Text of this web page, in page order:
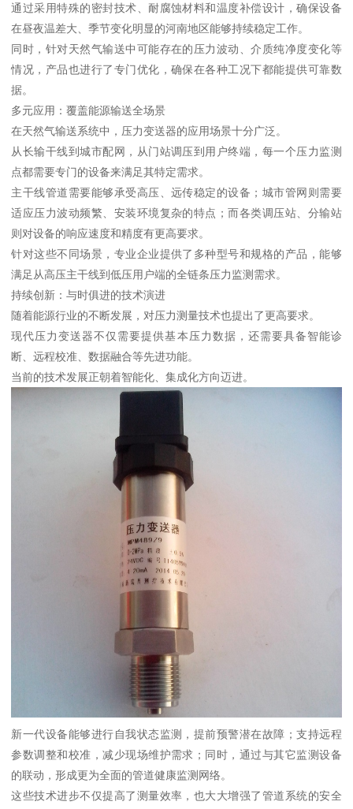
通过采用特殊的密封技术、耐腐蚀材料和温度补偿设计，确保设备
在昼夜温差大、季节变化明显的河南地区能够持续稳定工作。
同时，针对天然气输送中可能存在的压力波动、介质纯净度变化等
情况，产品也进行了专门优化，确保在各种工况下都能提供可靠数
据。
多元应用：覆盖能源输送全场景
在天然气输送系统中，压力变送器的应用场景十分广泛。
从长输干线到城市配网，从门站调压到用户终端，每一个压力监测
点都需要专门的设备来满足其特定需求。
主干线管道需要能够承受高压、远传稳定的设备；城市管网则需要
适应压力波动频繁、安装环境复杂的特点；而各类调压站、分输站
则对设备的响应速度和精度有更高要求。
针对这些不同场景，专业企业提供了多种型号和规格的产品，能够
满足从高压主干线到低压用户端的全链条压力监测需求。
持续创新：与时俱进的技术演进
随着能源行业的不断发展，对压力测量技术也提出了更高要求。
现代压力变送器不仅需要提供基本压力数据，还需要具备智能诊
断、远程校准、数据融合等先进功能。
当前的技术发展正朝着智能化、集成化方向迈进。
新一代设备能够进行自我状态监测，提前预警潜在故障；支持远程
参数调整和校准，减少现场维护需求；同时，通过与其它监测设备
的联动，形成更为全面的管道健康监测网络。
这些技术进步不仅提高了测量效率，也大大增强了管道系统的安全